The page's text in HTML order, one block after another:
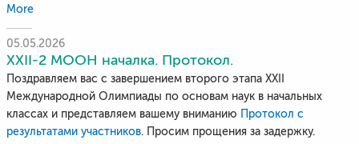
More
05.05.2026
XXII-2 МООН началка. Протокол.
Поздравляем вас с завершением второго этапа XXII
Международной Олимпиады по основам наук в начальных
классах и представляем вашему вниманию Протокол с
результатами участников. Просим прощения за задержку.